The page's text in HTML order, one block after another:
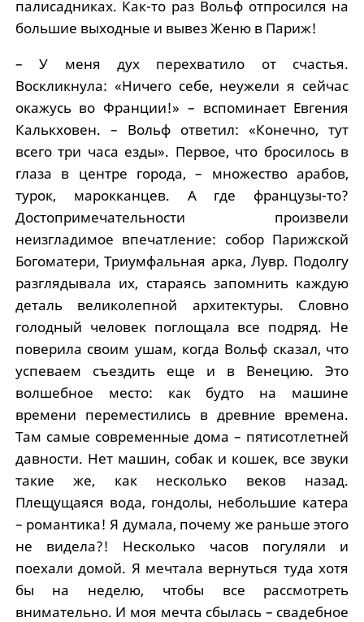
палисадниках. Как-то раз Вольф отпросился на
большие выходные и вывез Женю в Париж!
– У меня дух перехватило от счастья.
Воскликнула: «Ничего себе, неужели я сейчас
окажусь во Франции!» – вспоминает Евгения
Калькховен. – Вольф ответил: «Конечно, тут
всего три часа езды». Первое, что бросилось в
глаза в центре города, – множество арабов,
турок, марокканцев. А где французы-то?
Достопримечательности произвели
неизгладимое впечатление: собор Парижской
Богоматери, Триумфальная арка, Лувр. Подолгу
разглядывала их, стараясь запомнить каждую
деталь великолепной архитектуры. Словно
голодный человек поглощала все подряд. Не
поверила своим ушам, когда Вольф сказал, что
успеваем съездить еще и в Венецию. Это
волшебное место: как будто на машине
времени переместились в древние времена.
Там самые современные дома – пятисотлетней
давности. Нет машин, собак и кошек, все звуки
такие же, как несколько веков назад.
Плещущаяся вода, гондолы, небольшие катера
– романтика! Я думала, почему же раньше этого
не видела?! Несколько часов погуляли и
поехали домой. Я мечтала вернуться туда хотя
бы на неделю, чтобы все рассмотреть
внимательно. И моя мечта сбылась – свадебное